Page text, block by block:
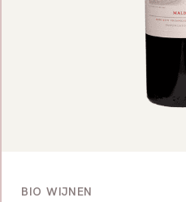
BIO WIJNEN